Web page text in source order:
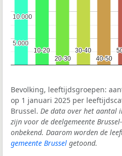
10-20
10-20
20-30
20-30
30-40
30-40
40-50
40-50
5.000
5.000
10.000
10.000
Bevolking, leeftijdsgroepen:
op 1 januari 2025 per
Brussel. De data over het aantal
zijn voor de deelgemeente
onbekend. Daarom worden de
gemeente Brussel getoond.